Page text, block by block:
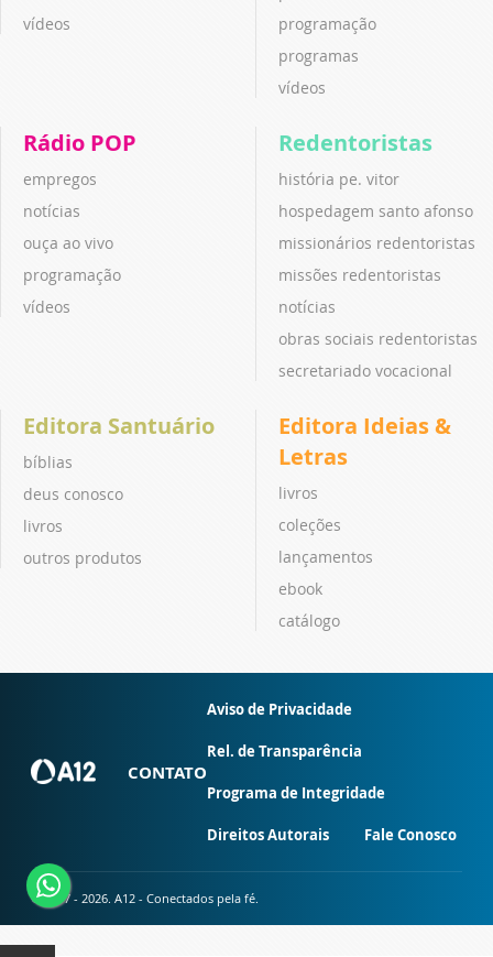
vídeos
programação
programas
vídeos
Rádio POP
empregos
notícias
ouça ao vivo
programação
vídeos
Redentoristas
história pe. vitor
hospedagem santo afonso
missionários redentoristas
missões redentoristas
notícias
obras sociais redentoristas
secretariado vocacional
Editora Santuário
bíblias
deus conosco
livros
outros produtos
Editora Ideias &
Letras
livros
coleções
lançamentos
ebook
catálogo
CONTATO
Aviso de Privacidade
Rel. de Transparência
Programa de Integridade
Direitos Autorais Fale Conosco
© 2007 - 2026. A12 - Conectados pela fé.